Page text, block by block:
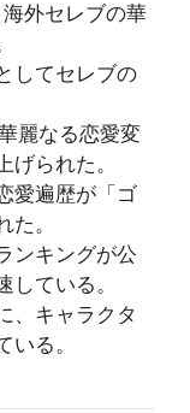
外セレブの華
してセレブの
麗なる恋愛変
られた。
愛遍歴が「ゴ
。
ンキングが公
している。
、キャラクタ
る。